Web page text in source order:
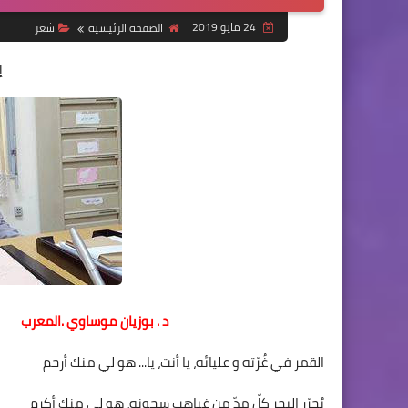
24 مايو 2019 الصفحة الرئيسية شعر
د . بوزيان موساوي .المعرب
القمر في غُرّته و عليائه، يا أنت، يا... هو لي منك أرحم
يُحرّر البحر كلّ مدّ من غياهب سجونه، هو لي منك أكرم